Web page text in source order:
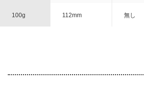
100g 112mm 無し